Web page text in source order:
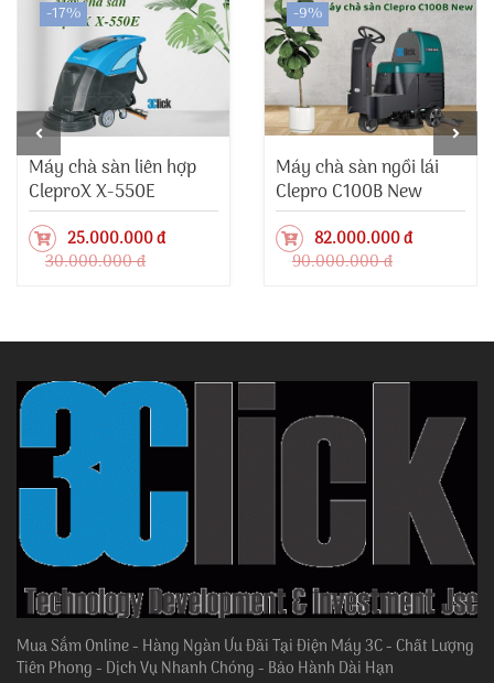
-17%
Máy chà sàn liên hợp
CleproX X-550E
25.000.000 đ
30.000.000 đ
-9%
Máy chà sàn ngồi lái
Clepro C100B New
82.000.000 đ
90.000.000 đ
Mua Sắm Online - Hàng Ngàn Ưu Đãi Tại Điện Máy 3C - Chất Lượng
Tiên Phong - Dịch Vụ Nhanh Chóng - Bảo Hành Dài Hạn